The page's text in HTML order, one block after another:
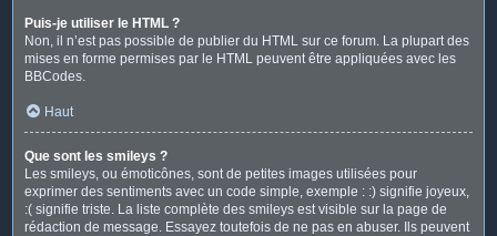
Puis-je utiliser le HTML ?
Non, il n’est pas possible de publier du HTML sur ce forum. La plupart des
mises en forme permises par le HTML peuvent être appliquées avec les
BBCodes.
Haut
Que sont les smileys ?
Les smileys, ou émoticônes, sont de petites images utilisées pour
exprimer des sentiments avec un code simple, exemple : :) signifie joyeux,
:( signifie triste. La liste complète des smileys est visible sur la page de
rédaction de message. Essayez toutefois de ne pas en abuser. Ils peuvent